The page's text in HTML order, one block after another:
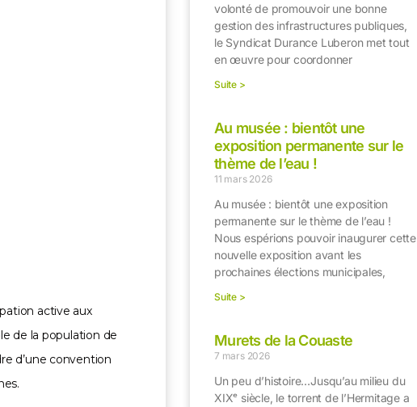
active aux
de la population de
d’une convention
volonté de promouvoir une bonne
gestion des infrastructures publiques,
le Syndicat Durance Luberon met tout
en œuvre pour coordonner
Suite >
Au musée : bientôt une
exposition permanente sur le
thème de l’eau !
11 mars 2026
Au musée : bientôt une exposition
permanente sur le thème de l’eau !
Nous espérions pouvoir inaugurer cette
nouvelle exposition avant les
prochaines élections municipales,
Suite >
Murets de la Couaste
7 mars 2026
Un peu d’histoire…Jusqu’au milieu du
XIXᵉ siècle, le torrent de l’Hermitage a